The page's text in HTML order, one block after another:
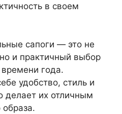
в своем
сапоги — это не
и практичный выбор
года.
удобство, стиль и
делает их отличным